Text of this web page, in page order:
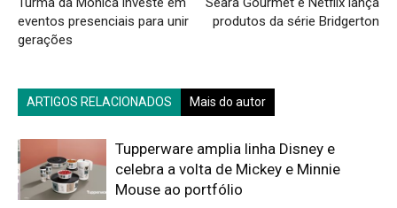
eventos presenciais para unir
gerações
produtos da série Bridgerton
ARTIGOS RELACIONADOS Mais do autor
Tupperware amplia linha Disney e
celebra a volta de Mickey e Minnie
Mouse ao portfólio